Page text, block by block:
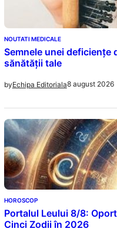
NOUTATI MEDICALE
Semnele unei deficiențe
sănătății tale
byEchipa Editoriala8 august 2026
HOROSCOP
Portalul Leului 8/8:
Cinci Zodii în 2026